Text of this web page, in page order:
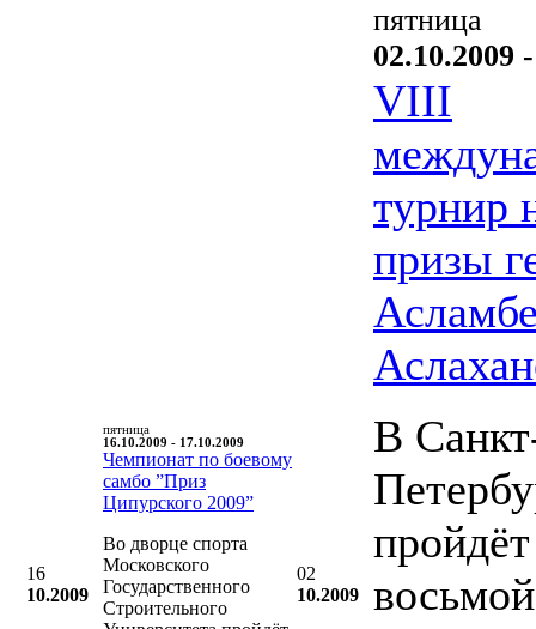
16
10.2009
пятница
16.10.2009 - 17.10.2009
Чемпионат по боевому
самбо ”Приз
Ципурского 2009”
Во дворце спорта
Московского
Государственного
Строительного
02
10.2009
пятница
02.10.2009
VIII
турнир
призы
В
пройдёт